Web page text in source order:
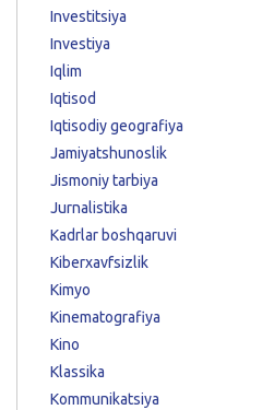
Investitsiya
Investiya
Iqlim
Iqtisod
Iqtisodiy geografiya
Jamiyatshunoslik
Jismoniy tarbiya
Jurnalistika
Kadrlar boshqaruvi
Kiberxavfsizlik
Kimyo
Kinematografiya
Kino
Klassika
Kommunikatsiya